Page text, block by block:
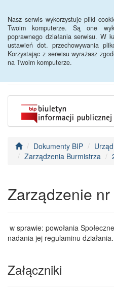
Nasz serwis wykorzystuje pliki
Twoim komputerze. Są one
poprawnego działania serwisu. W
ustawień dot. przechowywania
Korzystając z serwisu wyrażasz
na Twoim komputerze.
BIP - Urząd
Dokumenty BIP
Zarządzenia Burmistrza
Zarządzenie nr
w sprawie: powołania
nadania jej regulaminu działania.
Załączniki